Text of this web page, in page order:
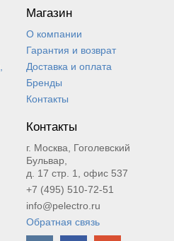
Магазин
О компании
Гарантия и возврат
Доставка и оплата
Бренды
Контакты
Контакты
г. Москва, Гоголевский
Бульвар,
д. 17 стр. 1, офис 537
+7 (495) 510-72-51
info@pelectro.ru
Обратная связь